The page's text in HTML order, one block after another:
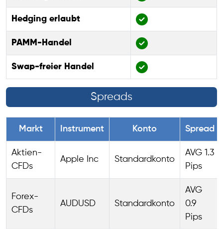
Hedging erlaubt
PAMM-Handel
Swap-freier Handel
Spreads
Markt Instrument Konto Spread
Aktien-
CFDs
Apple Inc Standardkonto
AVG 1.3
Pips
Forex-
CFDs
AUDUSD Standardkonto
AVG
0.9
Pips